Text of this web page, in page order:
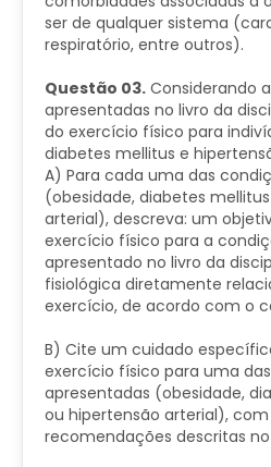
ser de qualquer sistema
respiratório, entre outros).
Questão 03. Considerando
apresentadas no livro da
do exercício físico para
diabetes mellitus e
A) Para cada uma das
(obesidade, diabetes
arterial), descreva: um
exercício físico para a
apresentado no livro da
fisiológica diretamente
exercício, de acordo com o
B) Cite um cuidado
exercício físico para uma
apresentadas (obesidade,
ou hipertensão arterial), com
recomendações descritas